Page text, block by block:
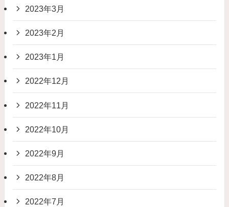
2023年3月
2023年2月
2023年1月
2022年12月
2022年11月
2022年10月
2022年9月
2022年8月
2022年7月